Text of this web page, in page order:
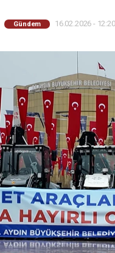
Gündem 16.02.2026 -